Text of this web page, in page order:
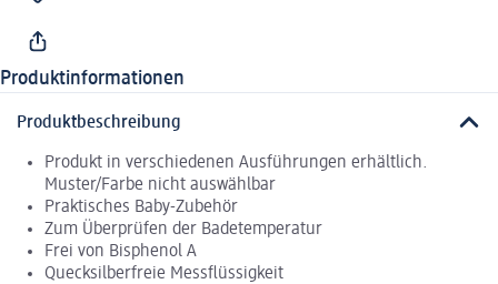
Produktinformationen
Produktbeschreibung
Produkt in verschiedenen Ausführungen erhältlich.
Muster/Farbe nicht auswählbar
Praktisches Baby-Zubehör
Zum Überprüfen der Badetemperatur
Frei von Bisphenol A
Quecksilberfreie Messflüssigkeit